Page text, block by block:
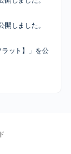
しました。
ット】」を公